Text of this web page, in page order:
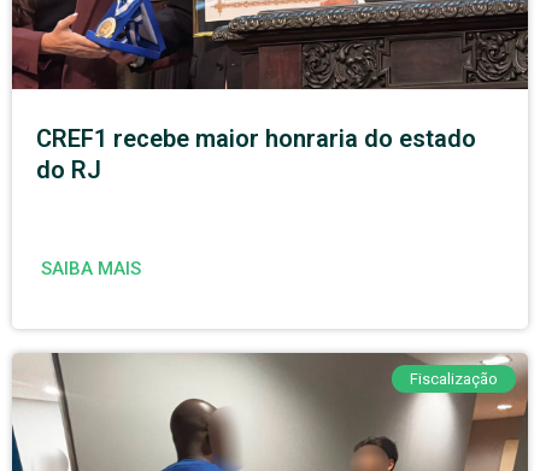
CREF1 recebe maior honraria do estado
do RJ
SAIBA MAIS
Fiscalização